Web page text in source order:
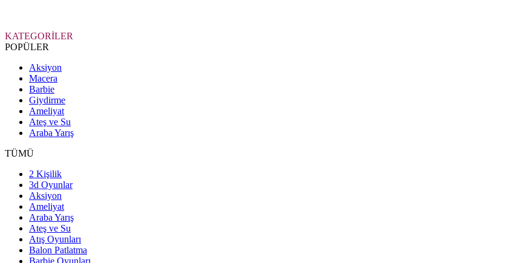
KATEGORİLER
POPÜLER
Aksiyon
Macera
Barbie
Giydirme
Ameliyat
Ateş ve Su
Araba Yarış
TÜMÜ
2 Kişilik
3d Oyunlar
Aksiyon
Ameliyat
Araba Yarış
Ateş ve Su
Atış Oyunları
Balon Patlatma
Barbie Oyunları